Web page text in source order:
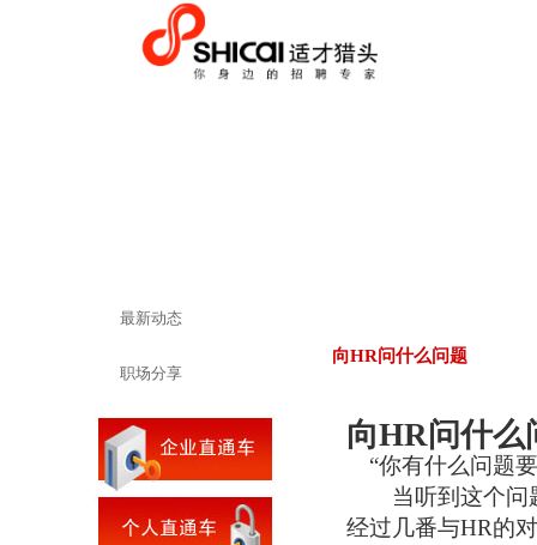
最新动态
职场分享
向HR问什么问题
向HR问什么
“你有什么问题
当听到这个问题
经过几番与HR的